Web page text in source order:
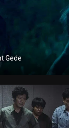
Gede